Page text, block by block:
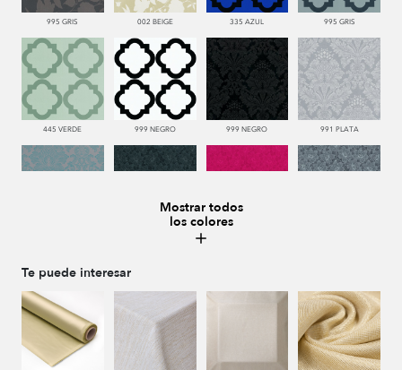
995 GRIS 002 BEIGE 335 AZUL 995 GRIS
445 VERDE 999 NEGRO 999 NEGRO 991 PLATA
999 NEGRO 002 BEIGE 335 AZUL
Mostrar todos
los colores
Te puede interesar